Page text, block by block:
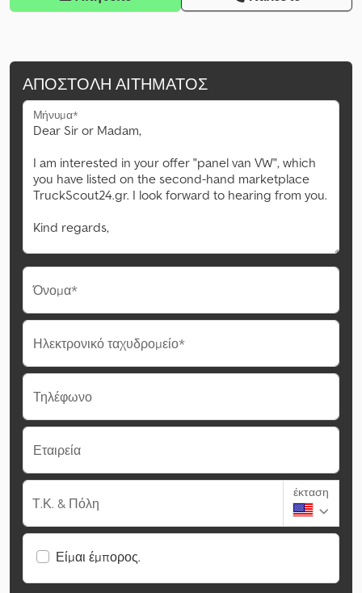
ΑΠΟΣΤΟΛΉ ΑΙΤΉΜΑΤΟΣ
Μήνυμα*
Όνομα*
Ηλεκτρονικό ταχυδρομείο*
Τηλέφωνο
Εταιρεία
Τ.Κ. & Πόλη
έκταση
Είμαι έμπορος.